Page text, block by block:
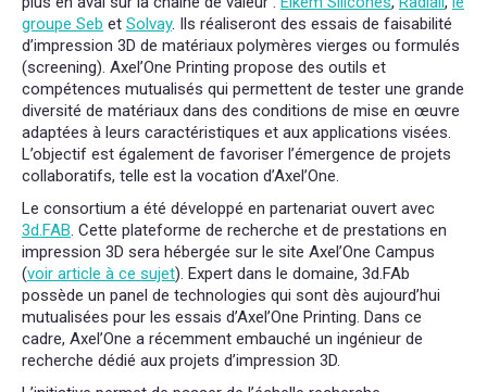
groupe Seb et Solvay. Ils réaliseront des essais de faisabilité
d’impression 3D de matériaux polymères vierges ou formulés
(screening). Axel’One Printing propose des outils et
compétences mutualisés qui permettent de tester une grande
diversité de matériaux dans des conditions de mise en œuvre
adaptées à leurs caractéristiques et aux applications visées.
L’objectif est également de favoriser l’émergence de projets
collaboratifs, telle est la vocation d’Axel’One.
Le consortium a été développé en partenariat ouvert avec
3d.FAB. Cette plateforme de recherche et de prestations en
impression 3D sera hébergée sur le site Axel’One Campus
(voir article à ce sujet). Expert dans le domaine, 3d.FAb
possède un panel de technologies qui sont dès aujourd’hui
mutualisées pour les essais d’Axel’One Printing. Dans ce
cadre, Axel’One a récemment embauché un ingénieur de
recherche dédié aux projets d’impression 3D.